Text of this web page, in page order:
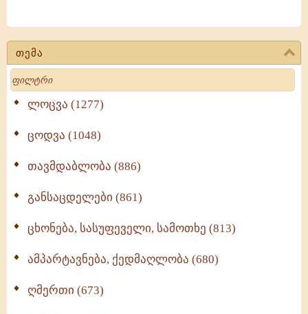
თემა
Search
ლოცვა (1277)
ცოდვა (1048)
თავმდაბლობა (886)
განსაცდელები (861)
ცხონება, სასუფეველი, სამოთხე (813)
ამპარტავნება, ქედმაღლობა (680)
ღმერთი (673)